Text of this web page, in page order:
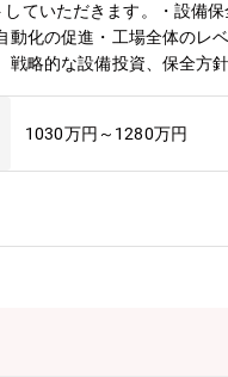
ていただきます。・設備
化の促進・工場全体のレ
略的な設備投資、保全方
1030万円～1280万円